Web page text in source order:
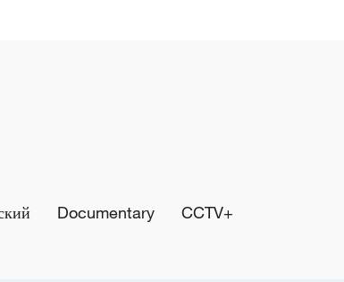
Documentary CCTV+